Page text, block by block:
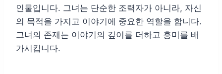
인물입니다. 그녀는 단순한 조력자가 아니라, 자신
의 목적을 가지고 이야기에 중요한 역할을 합니다.
그녀의 존재는 이야기의 깊이를 더하고 흥미를 배
가시킵니다.